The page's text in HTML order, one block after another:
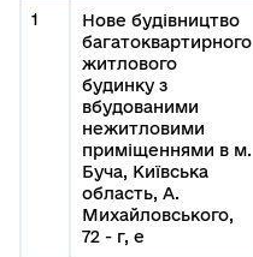
1
Нове будівництво
багатоквартирного
житлового
будинку з
вбудованими
нежитловими
приміщеннями в м.
Буча, Київська
область, А.
Михайловського,
72 - г, е